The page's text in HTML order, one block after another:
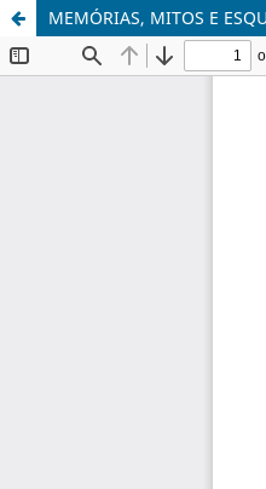
MEMÓRIAS, MITOS E